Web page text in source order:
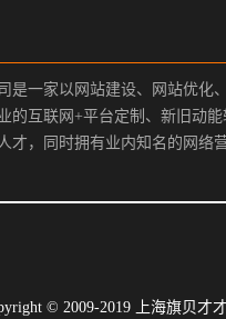
是一家以网站建设、网站优
的互联网+平台定制、新旧动
才，同时拥有业内知名的网络
© 2009-2019 上海旗贝